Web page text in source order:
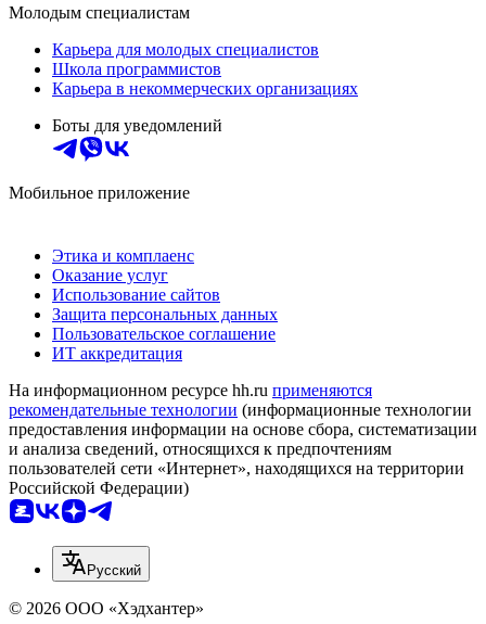
Молодым специалистам
Карьера для молодых специалистов
Школа программистов
Карьера в некоммерческих организациях
Боты для уведомлений
Мобильное приложение
Этика и комплаенс
Оказание услуг
Использование сайтов
Защита персональных данных
Пользовательское соглашение
ИТ аккредитация
На информационном ресурсе hh.ru применяются
рекомендательные технологии (информационные технологии
предоставления информации на основе сбора, систематизации
и анализа сведений, относящихся к предпочтениям
пользователей сети «Интернет», находящихся на территории
Российской Федерации)
Русский
© 2026 ООО «Хэдхантер»